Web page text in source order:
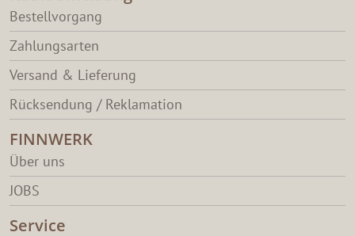
Bestellvorgang
Zahlungsarten
Versand & Lieferung
Rücksendung / Reklamation
FINNWERK
Über uns
JOBS
Service